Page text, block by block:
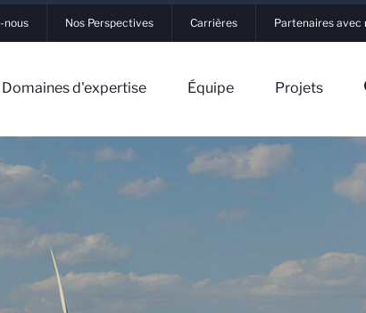
nous Nos Perspectives Carrières Partenaires avec
Domaines d'expertise Équipe Projets